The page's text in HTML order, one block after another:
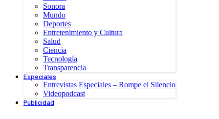
Sonora
Mundo
Deportes
Entretenimiento y Cultura
Salud
Ciencia
Tecnología
Transparencia
Especiales
Entrevistas Especiales – Rompe el Silencio
Videopodcast
Publicidad